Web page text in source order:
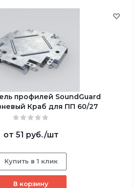
профилей SoundGuard
Краб для ПП 60/27
от 51 руб./шт
Купить в 1 клик
В корзину